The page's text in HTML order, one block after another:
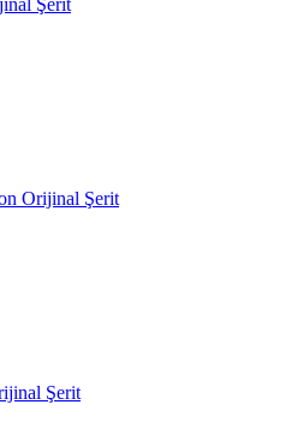
Şerit
Orijinal Şerit
Şerit